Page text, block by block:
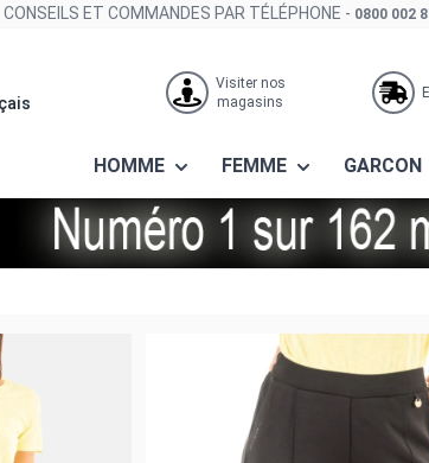
CONSEILS ET COMMANDES PAR TÉLÉPHONE - 0800 002
Visiter nos
magasins
HOMME FEMME GARCON
pantalón cintura